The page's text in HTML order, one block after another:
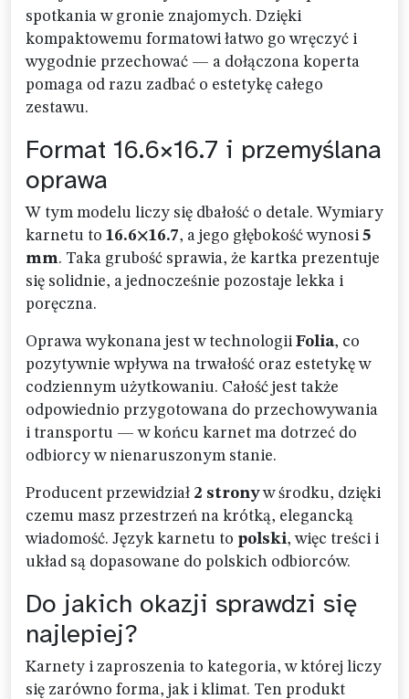
spotkania w gronie znajomych. Dzięki
kompaktowemu formatowi łatwo go wręczyć i
wygodnie przechować — a dołączona koperta
pomaga od razu zadbać o estetykę całego
zestawu.
Format 16.6×16.7 i przemyślana
oprawa
W tym modelu liczy się dbałość o detale. Wymiary
karnetu to 16.6×16.7, a jego głębokość wynosi 5
mm. Taka grubość sprawia, że kartka prezentuje
się solidnie, a jednocześnie pozostaje lekka i
poręczna.
Oprawa wykonana jest w technologii Folia, co
pozytywnie wpływa na trwałość oraz estetykę w
codziennym użytkowaniu. Całość jest także
odpowiednio przygotowana do przechowywania
i transportu — w końcu karnet ma dotrzeć do
odbiorcy w nienaruszonym stanie.
Producent przewidział 2 stronyw środku, dzięki
czemu masz przestrzeń na krótką, elegancką
wiadomość. Język karnetu to polski, więc treści i
układ są dopasowane do polskich odbiorców.
Do jakich okazji sprawdzi się
najlepiej?
Karnety i zaproszenia to kategoria, w której liczy
się zarówno forma, jak i klimat. Ten produkt